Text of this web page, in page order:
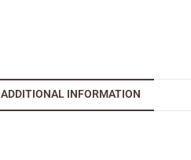
ADDITIONAL INFORMATION